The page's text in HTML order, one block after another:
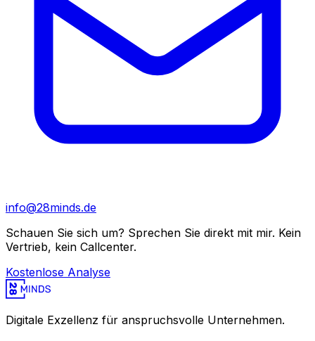
info@28minds.de
Schauen Sie sich um? Sprechen Sie direkt mit mir. Kein
Vertrieb, kein Callcenter.
Kostenlose Analyse
Digitale Exzellenz für anspruchsvolle Unternehmen.